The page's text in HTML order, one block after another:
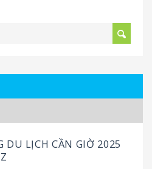
DU LỊCH CẦN GIỜ 2025